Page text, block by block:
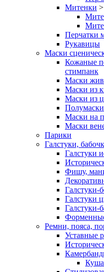
Митенки >
Перчатки
Рукавицы
Маски
Кожаные
стимпанк
Маски
Маски из
Маски из
Полумаски
Маски на
Маски
Парики
Галстуки,
Галстуки
Фишу,
Галстуки-
Галстуки
Галстуки-
Ремни, пояса,
Уставные